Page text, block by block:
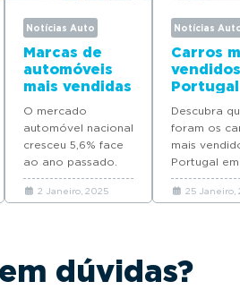
Notícias Auto
Marcas de
automóveis
mais vendidas
em Portugal
em 2024
O mercado
automóvel nacional
cresceu 5,6% face
ao ano passado.
Descubra quais as
marcas que mais
2 Janeiro, 2025
Notícias
Carros
2022
Descubra
foram os
mais
Portugal
as marcas
modelos
25 Janeiro,
dúvidas?